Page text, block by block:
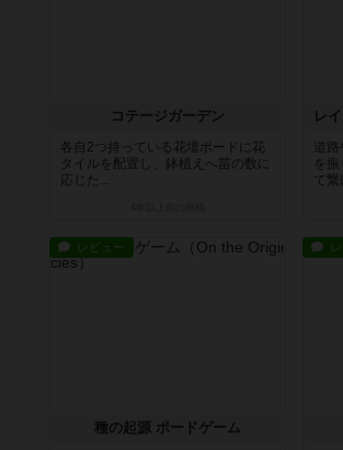
コテージガーデン
各自2つ持っている花壇ボードに花
タイルを配置し、鉢植えへ苗の数に
応じた...
道
を
て繋
レビュー
種の起源 ボードゲーム